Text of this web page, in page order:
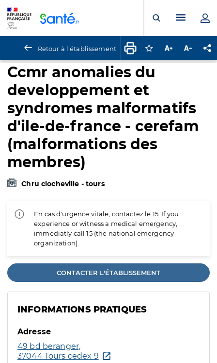
Ouvrir laMenu
Retour à l'établissement Connectez-vous
Augmenter la
Ccmr anomalies du
developpement et
syndromes malformatifs
d'ile-de-france - cerefam
(malformations des
membres)
Chru clocheville - tours
En cas d'urgence vitale, contactez le 15. If you
experience or witness a medical emergency,
immediatly call 15 (the national emergency
organization).
CONTACTER L'ÉTABLISSEMENT
INFORMATIONS PRATIQUES
Adresse
49 bd beranger,
37044 Tours cedex 9